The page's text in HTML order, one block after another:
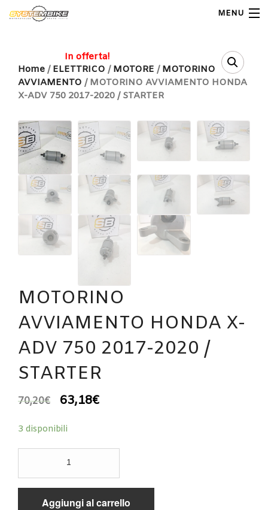
MENU
Home
Shop Ricambi
Note Generali
Carrello
Contatti
Home / ELETTRICO / MOTORE / MOTORINO
AVVIAMENTO / MOTORINO AVVIAMENTO HONDA
X-ADV 750 2017-2020 / STARTER
In offerta!
MOTORINO
AVVIAMENTO HONDA X-
ADV 750 2017-2020 /
STARTER
70,20€ 63,18€
3 disponibili
AVVIAMENTO
HONDA
X-
Aggiungi al carrello